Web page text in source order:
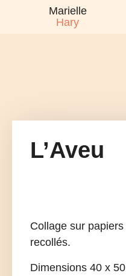
Marielle
Hary
L’Aveu
Collage sur
recollés.
Dimensions 40 x